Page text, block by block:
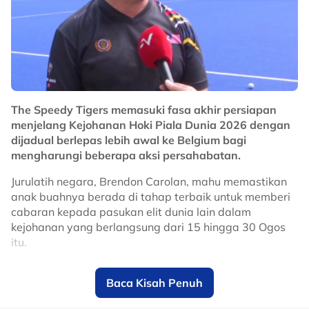
20 pemain yang disenaraikannya bagi mencapai
sasaran yang ditetapkan oleh Konfederasi Hoki
Malaysia (KHM).
"Ia juga boleh jadi peluang terbuka, terpulang
bagaimana anda melihatnya.
mengatasi pasukan besar dan itulah hakikatnya.
"Kami bekerja keras dalam aspek bertahan dan
memperbaiki kelemahan.
"Kami kini mengawal permainan lebih baik dan kurang
melakukan kesilapan," katanya pula.
No node context available.
The Speedy Tigers memasuki fasa akhir persiapan
menjelang Kejohanan Hoki Piala Dunia 2026 dengan
dijadual berlepas lebih awal ke Belgium bagi
mengharungi beberapa aksi persahabatan.
Jurulatih negara, Brendon Carolan, mahu memastikan
anak buahnya berada di tahap terbaik untuk memberi
cabaran kepada pasukan elit dunia lain dalam
kejohanan yang berlangsung dari 15 hingga 30 Ogos
itu.
Skuad kebangsaan bakal merintis ranjau berliku dalam
kejohanan itu apabila diundi dalam Kumpulan B
bersama juara bertahan, Jerman, ruan rumah yang
Baca Kisah Penuh